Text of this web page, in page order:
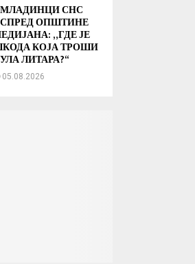
СНС
ОПШТИНЕ
„ГДЕ ЈЕ
КОЈА ТРОШИ
ЛИТАРА?“
05.08.2026